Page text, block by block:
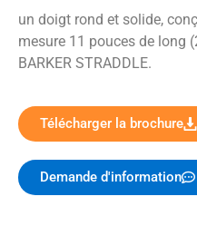
un doigt rond et solide,
mesure 11 pouces de long
BARKER STRADDLE.
Télécharger la brochure
Demande d'information